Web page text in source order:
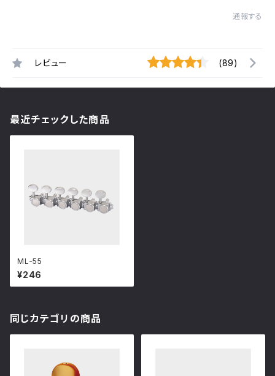
通報する
レビュー (89)
最近チェックした商品
ML-55
¥246
同じカテゴリの商品